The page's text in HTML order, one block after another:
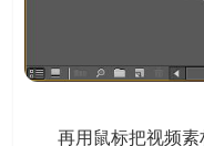
再用鼠标把视频素